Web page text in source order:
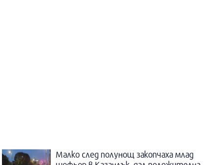
Малко след полунощ закопчаха млад